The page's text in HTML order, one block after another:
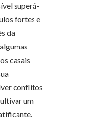
superá-
fortes e
da
casais
conflitos
um